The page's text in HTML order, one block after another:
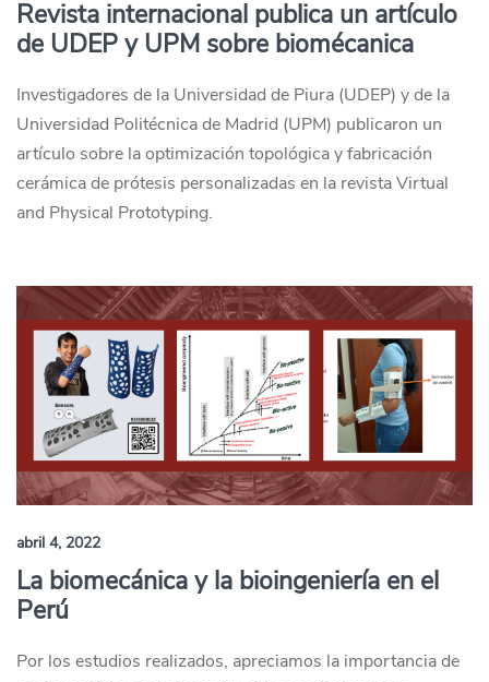
Revista internacional publica un artículo
de UDEP y UPM sobre biomécanica
Investigadores de la Universidad de Piura (UDEP) y de la
Universidad Politécnica de Madrid (UPM) publicaron un
artículo sobre la optimización topológica y fabricación
cerámica de prótesis personalizadas en la revista Virtual
and Physical Prototyping.
abril 4, 2022
La biomecánica y la bioingeniería en el
Perú
Por los estudios realizados, apreciamos la importancia de